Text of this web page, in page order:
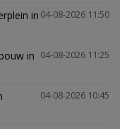
04-08-2026 11:50
in
04-08-2026 11:25
in
04-08-2026 10:45